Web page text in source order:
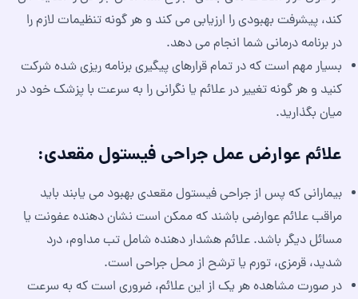
کند، پیشرفت بهبودی را ارزیابی می کند و هر گونه تنظیمات لازم را
در برنامه درمانی شما انجام می دهد.
بسیار مهم است که در تمام قرارهای پیگیری برنامه ریزی شده شرکت
کنید و هر گونه تغییر در علائم یا نگرانی را به سرعت با پزشک خود در
میان بگذارید.
علائم عوارض عمل جراحی فیستول مقعدی:
بیمارانی که پس از جراحی فیستول مقعدی بهبود می یابند باید
مراقب علائم عوارضی باشند که ممکن است نشان دهنده عفونت یا
مسائل دیگر باشد. علائم هشدار دهنده شامل تب مداوم، درد
شدید، قرمزی، تورم یا ترشح از محل جراحی است.
در صورت مشاهده هر یک از این علائم، ضروری است که به سرعت